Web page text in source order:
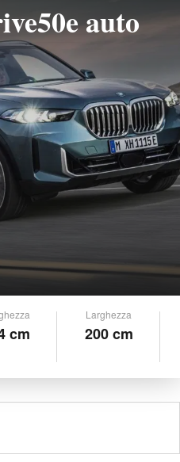
auto
cm
Larghezza
200 cm